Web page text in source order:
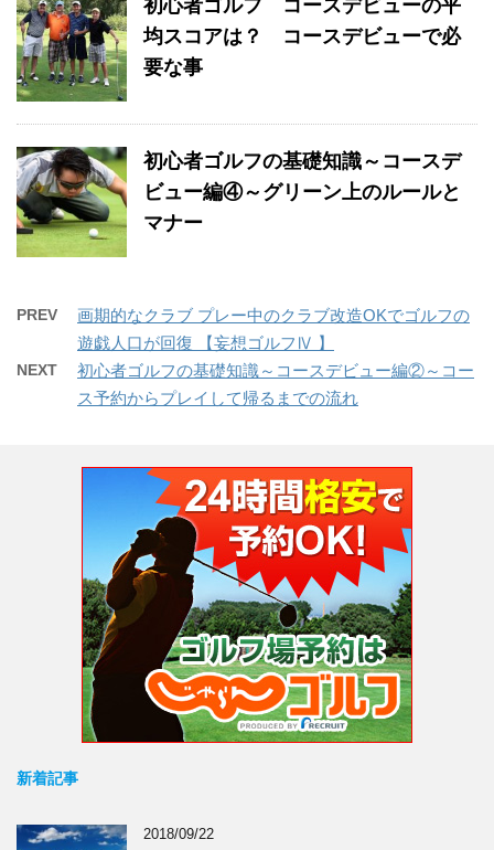
初心者ゴルフ コースデビューの平
均スコアは？ コースデビューで必
要な事
初心者ゴルフの基礎知識～コースデ
ビュー編④～グリーン上のルールと
マナー
PREV
画期的なクラブ プレー中のクラブ改造OKでゴルフの
遊戯人口が回復 【妄想ゴルフⅣ 】
NEXT
初心者ゴルフの基礎知識～コースデビュー編②～コー
ス予約からプレイして帰るまでの流れ
新着記事
2018/09/22